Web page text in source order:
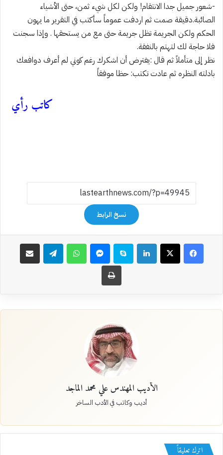
-شعور جميل جدا الانتقام! ولكن لكل شيء ثمن، حتى الأشياء
الصائبة.دقيقة صمت ثم اردفت عموماً سأكتب في التقرير ما يهون
الحكم ولكن الجريمة تظل جريمة حتى مع من يستحقها . وإذا سجنت
فلا حاجة لك لتهتم بالنفقة.
نظر إلى متأملاً ثم قال :يفترض أن اشكرك رغم كوني لم أعرف دوافعك
بادلته النظره ثم عادت تكتب: حظا موفقاً
كاتب رأي
نسخ الرابط
فيسبوك‫X لينكدإن سكايب ماسنجر واتساب تيلقرام مشاركة عبر البريد
طباعة
الأديب المهندس علي محمد الماجد
أديب وكاتب في الأدب الساخر
اترك تعليقاً